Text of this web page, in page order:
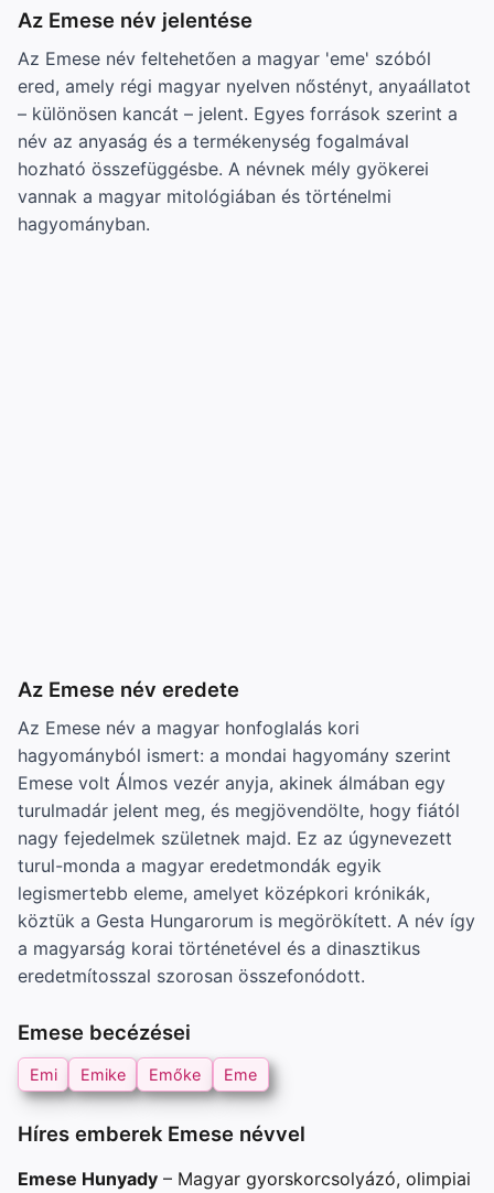
Az Emese név jelentése
Az Emese név feltehetően a magyar 'eme' szóból
ered, amely régi magyar nyelven nőstényt, anyaállatot
– különösen kancát – jelent. Egyes források szerint a
név az anyaság és a termékenység fogalmával
hozható összefüggésbe. A névnek mély gyökerei
vannak a magyar mitológiában és történelmi
hagyományban.
Az Emese név eredete
Az Emese név a magyar honfoglalás kori
hagyományból ismert: a mondai hagyomány szerint
Emese volt Álmos vezér anyja, akinek álmában egy
turulmadár jelent meg, és megjövendölte, hogy fiától
nagy fejedelmek születnek majd. Ez az úgynevezett
turul-monda a magyar eredetmondák egyik
legismertebb eleme, amelyet középkori krónikák,
köztük a Gesta Hungarorum is megörökített. A név így
a magyarság korai történetével és a dinasztikus
eredetmítosszal szorosan összefonódott.
Emese becézései
Emi Emike Emőke Eme
Híres emberek Emese névvel
Emese Hunyady – Magyar gyorskorcsolyázó, olimpiai